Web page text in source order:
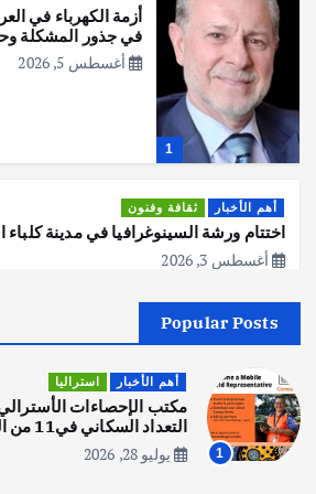
1
أزمة الكهرباء في
في جذور المشكلة
أغسطس 5, 2026
أهم الأخبار ثقافة وفنون
اختتام ورشة السينوغرافيا في مدينة كلباء
أغسطس 3, 2026
2
اصبح بطلاً لأستراليا
يوليو 30, 2026
Popular Posts
1
أهم الأخبار استراليا
التعداد السكاني في11 من الشهر المقبل
يوليو 28, 2026